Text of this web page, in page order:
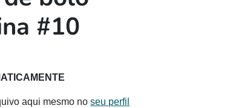
#10
aqui mesmo noseu perfil